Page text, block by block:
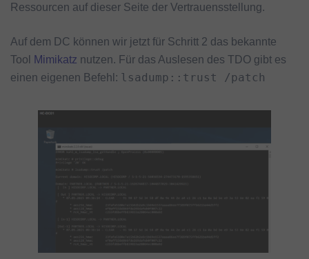
Ressourcen auf dieser Seite der Vertrauensstellung.
Auf dem DC können wir jetzt für Schritt 2 das bekannte
Tool
Mimikatz nutzen. Für das Auslesen des TDO gibt es
einen eigenen Befehl: lsadump::trust /patch